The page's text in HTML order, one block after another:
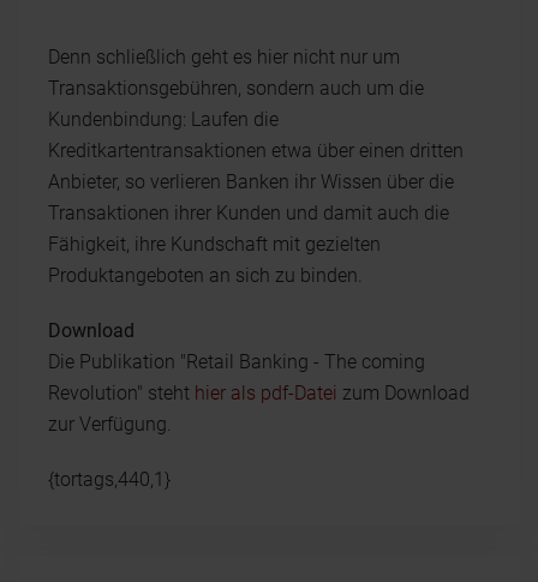
Denn schließlich geht es hier nicht nur um
Transaktionsgebühren, sondern auch um die
Kundenbindung: Laufen die
Kreditkartentransaktionen etwa über einen dritten
Anbieter, so verlieren Banken ihr Wissen über die
Transaktionen ihrer Kunden und damit auch die
Fähigkeit, ihre Kundschaft mit gezielten
Produktangeboten an sich zu binden.
Download
Die Publikation "Retail Banking - The coming
Revolution" steht hier als pdf-Datei zum Download
zur Verfügung.
{tortags,440,1}